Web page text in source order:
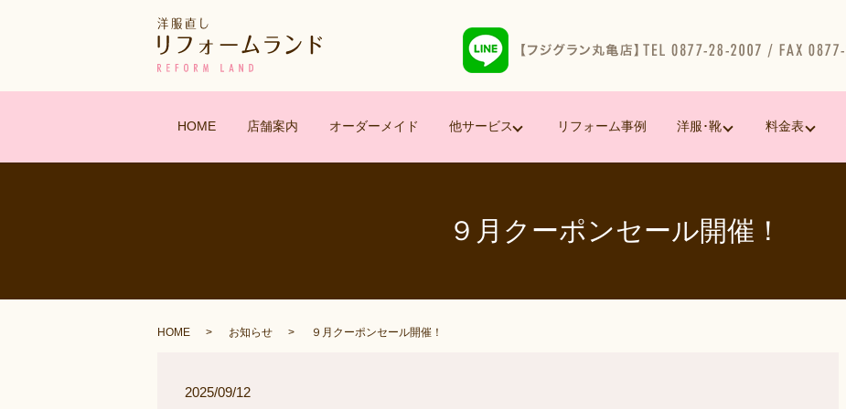
HOME 店舗案内 オーダーメイド 他サービス リフォーム事例 洋服･靴 料金表
９月クーポンセール開催！
HOME お知らせ ９月クーポンセール開催！
2025/09/12